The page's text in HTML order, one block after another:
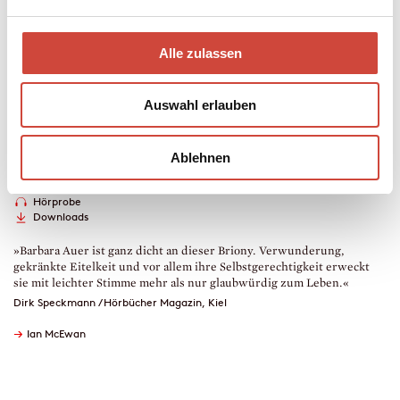
Alle zulassen
Auswahl erlauben
Ablehnen
erschienen am 25. September 2013
€ (D) 20.00 / sFr 27.00* / € (A) 22.50
* unverb. Preisempfehlung
Hörprobe
Downloads
»Barbara Auer ist ganz dicht an dieser Briony. Verwunderung,
gekränkte Eitelkeit und vor allem ihre Selbstgerechtigkeit erweckt
sie mit leichter Stimme mehr als nur glaubwürdig zum Leben.«
Dirk Speckmann / Hörbücher Magazin, Kiel
→ Ian McEwan